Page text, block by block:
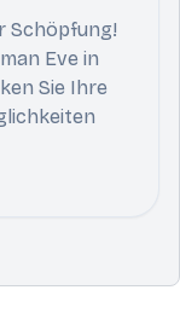
Schöpfung!
Eve in
Sie Ihre